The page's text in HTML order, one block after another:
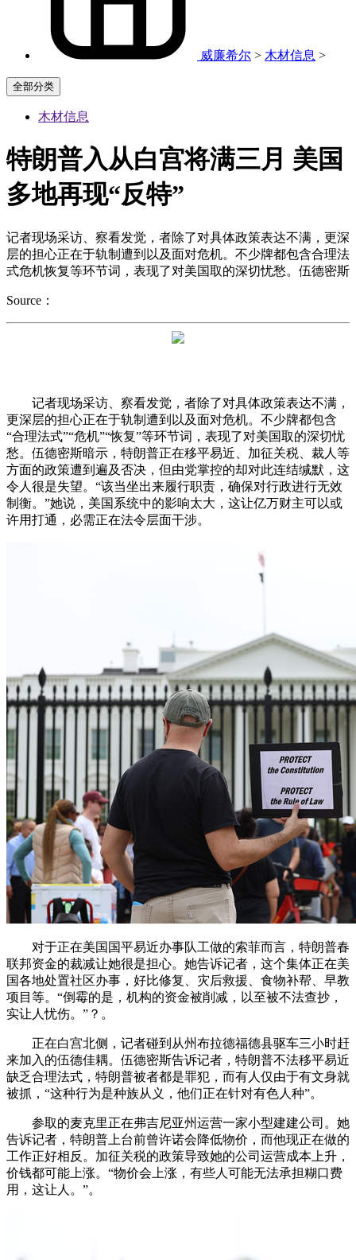
威廉希尔 > 木材信息 >
全部分类
木材信息
特朗普入从白宫将满三月 美国
多地再现“反特”
记者现场采访、察看发觉，者除了对具体政策表达不满，更深
层的担心正在于轨制遭到以及面对危机。不少牌都包含合理法
式危机恢复等环节词，表现了对美国取的深切忧愁。伍德密斯
Source：
记者现场采访、察看发觉，者除了对具体政策表达不满，
更深层的担心正在于轨制遭到以及面对危机。不少牌都包含
“合理法式”“危机”“恢复”等环节词，表现了对美国取的深切忧
愁。伍德密斯暗示，特朗普正在移平易近、加征关税、裁人等
方面的政策遭到遍及否决，但由党掌控的却对此连结缄默，这
令人很是失望。“该当坐出来履行职责，确保对行政进行无效
制衡。”她说，美国系统中的影响太大，这让亿万财主可以或
许用打通，必需正在法令层面干涉。
对于正在美国国平易近办事队工做的索菲而言，特朗普春
联邦资金的裁减让她很是担心。她告诉记者，这个集体正在美
国各地处置社区办事，好比修复、灾后救援、食物补帮、早教
项目等。“倒霉的是，机构的资金被削减，以至被不法查抄，
实让人忧伤。”？。
正在白宫北侧，记者碰到从州布拉德福德县驱车三小时赶
来加入的伍德佳耦。伍德密斯告诉记者，特朗普不法移平易近
缺乏合理法式，特朗普被者都是罪犯，而有人仅由于有文身就
被抓，“这种行为是种族从义，他们正在针对有色人种”。
参取的麦克里正在弗吉尼亚州运营一家小型建建公司。她
告诉记者，特朗普上台前曾许诺会降低物价，而他现正在做的
工作正好相反。加征关税的政策导致她的公司运营成本上升，
价钱都可能上涨。“物价会上涨，有些人可能无法承担糊口费
用，这让人。”。